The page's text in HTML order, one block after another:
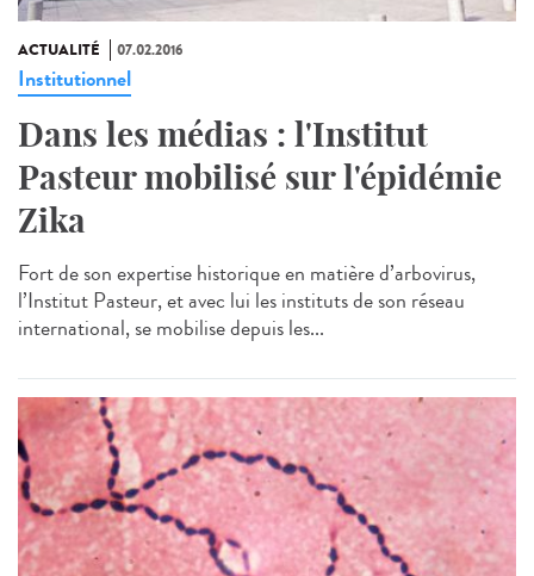
ACTUALITÉ 07.02.2016
Institutionnel
Dans les médias : l'Institut
Pasteur mobilisé sur l'épidémie
Zika
Fort de son expertise historique en matière d’arbovirus,
l’Institut Pasteur, et avec lui les instituts de son réseau
international, se mobilise depuis les...